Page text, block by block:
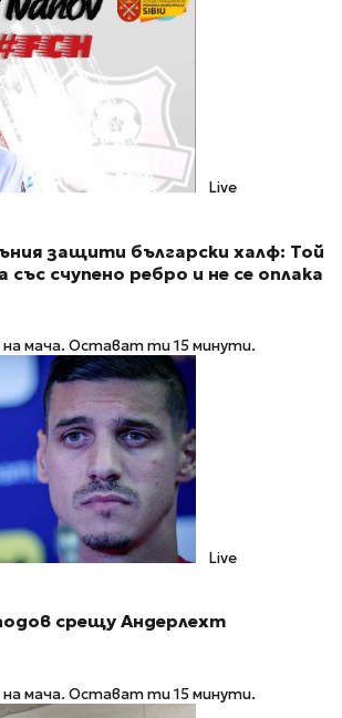
Live
защити български халф: Той
със счупено ребро и не се оплака
на мача. Остават ти 15 минути.
Live
срещу Андерлехт
на мача. Остават ти 15 минути.